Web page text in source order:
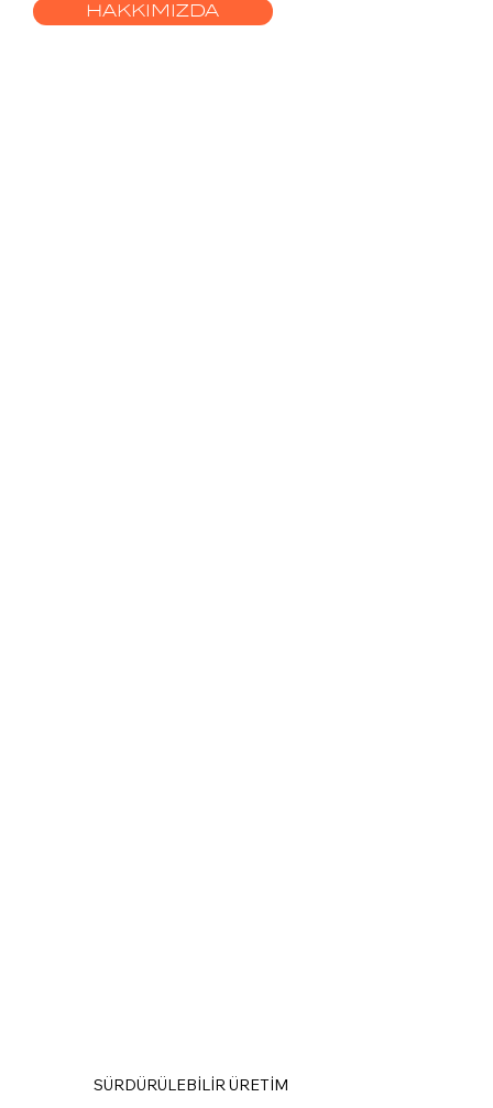
HAKKIMIZDA
SÜRDÜRÜLEBİLİR ÜRETİM